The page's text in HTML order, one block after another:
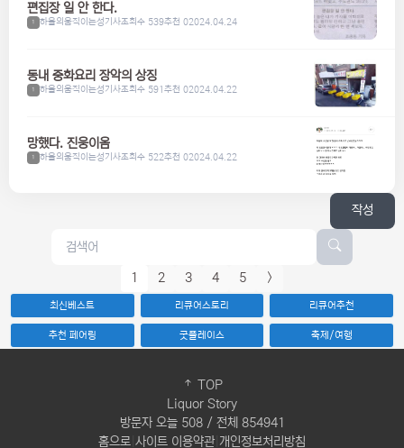
편집장 일 안 한다.
1 하울의움직이는성기사조회수 539추천 02024.04.24
동내 중화요리 장악의 상징
1 하울의움직이는성기사조회수 591추천 02024.04.22
망했다. 진웅이옴
1 하울의움직이는성기사조회수 522추천 02024.04.22
작성
1 2 3 4 5 >
최신베스트 리큐어스토리 리큐어추천
추천 페어링 굿플레이스 축제/여행
Liquor Story
TOP
방문자 오늘 508 / 전체 854941
홈으로 사이트 이용약관| 개인정보처리방침